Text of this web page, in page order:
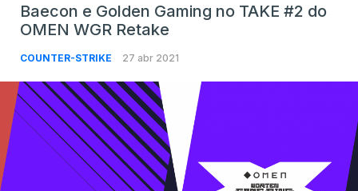
Baecon e Golden Gaming no TAKE #2 do
OMEN WGR Retake
COUNTER-STRIKE 27 abr 2021